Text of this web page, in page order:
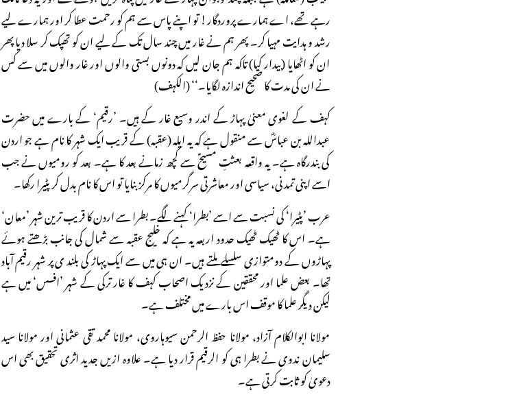
رہے تھے، اے ہمارے پروردگار! تو اپنے پاس سے ہم کو رحمت عطا کر اور ہمارے لیے
رشد و ہدایت مہیا کر۔ پھر ہم نے غار میں چند سال تک کے لیے ان کو تھپک کر سلا دیا پھر
ان کو اٹھایا (بیدار کیا) تاکہ ہم جان لیں کہ دونوں بستی والوں اور غار والوں میں سے کس
نے ان کی مدت کا صحیح اندازہ لگایا۔‘‘ (الکہف)
کہف کے لغوی معنیٰ پہاڑ کے اندر وسیع غار کے ہیں۔ ’رقیم‘ کے بارے میں حضرت
عبداللہ بن عباسؓ سے منقول ہے کہ یہ ایلہ (عقبہ) کے قریب ایک شہر کا نام ہے جو اردن
کی بندرگاہ ہے۔ یہ واقعہ بعثتِ مسیحؑ سے کچھ زمانے بعد کا ہے۔ بعد کو رومیوں نے جب
اسے اپنی تمدنی، سیاسی اور معاشرتی سرگرمیوں کا مرکز بنایا تو اس کا نام بدل کر پٹیرا رکھا۔
عرب ’پٹیرا‘ کی نسبت سے اسے ’بطرا‘ کہنے لگے۔ بطرا سے اردن کا قریب ترین شہر ’معان‘
ہے۔ اس کا ٹھیک ٹھیک حدود اربعہ یہ ہے کہ خلیج عقبہ سے شمال کی جانب بڑھتے ہوئے
پہاڑوں کے دومتوازی سلسلے ملتے ہیں۔ ان ہی میں سے ایک پہاڑ کی بلند ی پر شہر رقیم آباد
تھا۔ بعض علما اور محققین کے نزدیک اصحاب کہف کا غار ترکی کے شہر ’افسس‘ میں ہے
لیکن دیگر علما کا موقف اس بارے میں مختلف ہے۔
مولانا ابوالکلام آزاد، مولانا حفظ الرحمن سیوہاروی، مولانا محمد تقی عثمانی اور مولانا سید
سلیمان ندوی نے بطرا ہی کو الرقیم قرار دیا ہے۔ علاوہ ازیں جدید اثری تحقیق بھی اس
دعویٰ کو ثابت کرتی ہے۔